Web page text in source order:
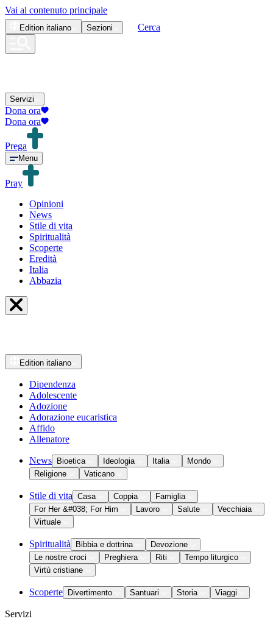
Vai al contenuto principale
Edition italiano Sezioni Cerca
Servizi
Dona ora
Dona ora
Prega
Menu
Pray
Opinioni
News
Stile di vita
Spiritualità
Scoperte
Eredità
Italia
Abbazia
Edition italiano
Dipendenza
Adolescente
Adozione
Adorazione eucaristica
Affido
Allenatore
News Bioetica Ideologia Italia
Mondo
Religione
Vaticano
Stile di vita Casa Coppia
Famiglia
For Her &#038; For Him
Lavoro Salute
Vecchiaia
Virtuale
Spiritualità Bibbia e dottrina
Devozione
Le nostre croci
Preghiera Riti
Tempo liturgico
Virtù cristiane
Scoperte Divertimento Santuari Storia Viaggi
Servizi